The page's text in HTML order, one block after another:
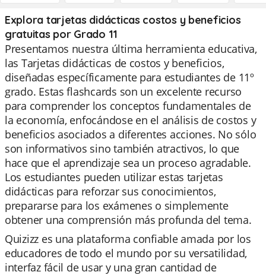
Explora tarjetas didácticas costos y beneficios
gratuitas por Grado 11
Presentamos nuestra última herramienta educativa,
las Tarjetas didácticas de costos y beneficios,
diseñadas específicamente para estudiantes de 11º
grado. Estas flashcards son un excelente recurso
para comprender los conceptos fundamentales de
la economía, enfocándose en el análisis de costos y
beneficios asociados a diferentes acciones. No sólo
son informativos sino también atractivos, lo que
hace que el aprendizaje sea un proceso agradable.
Los estudiantes pueden utilizar estas tarjetas
didácticas para reforzar sus conocimientos,
prepararse para los exámenes o simplemente
obtener una comprensión más profunda del tema.
Quizizz es una plataforma confiable amada por los
educadores de todo el mundo por su versatilidad,
interfaz fácil de usar y una gran cantidad de